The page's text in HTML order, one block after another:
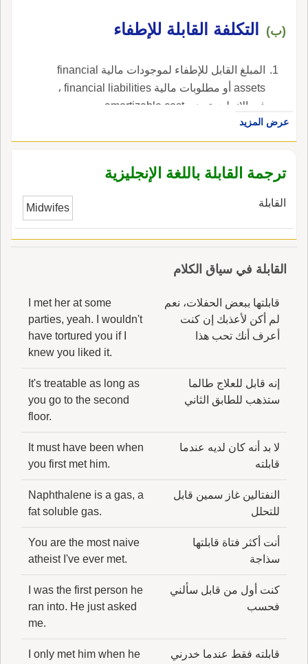
(ب) التكلفة القابلة للإطفاء
المبلغ القابل للإطفاء لموجودات مالية financial
assets أو مطلوبات مالية financial liabilities ،
في الإنجليزية، هي amortizable cost.
عرض المزيد
ترجمة القابلة باللغة الإنجليزية
القابلة Midwifes
القابلة في سياق الكلام
قابلتها ببعض الحفلات، نعم
لم أكن لأعذبك إن كنت
أعرف أنك تحب هذا
I met her at some
parties, yeah. I wouldn't
have tortured you if I
knew you liked it.
إنه قابل للعلاج طالما
ستذهب للطابق الثاني
It's treatable as long as
you go to the second
floor.
لا بد أنه كان لديه عندما
قابلته
It must have been when
you first met him.
النفتالين غاز سمين قابل
للتحلل
Naphthalene is a gas, a
fat soluble gas.
أنت أكثر فتاة قابلتها
سذاجة
You are the most naive
atheist I've ever met.
كنت أول من قابل سألني
فحسب
I was the first person he
ran into. He just asked
me.
قابلته فقط عندما خدرني I only met him when he